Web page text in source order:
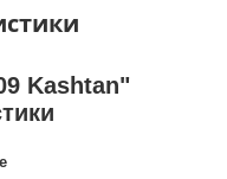
Kashtan"